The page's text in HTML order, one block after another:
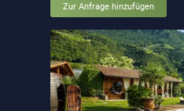
Zur Anfrage hinzufügen